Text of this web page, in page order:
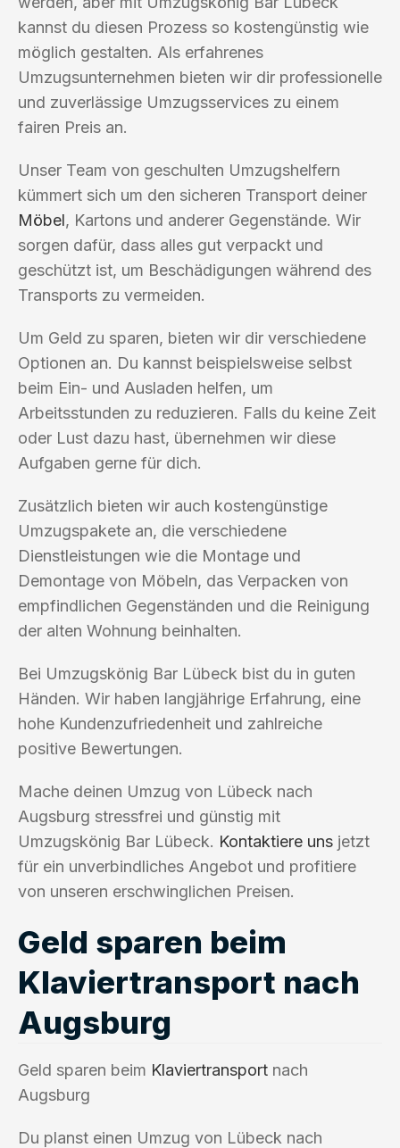
kannst du diesen Prozess so kostengünstig wie
möglich gestalten. Als erfahrenes
Umzugsunternehmen bieten wir dir professionelle
und zuverlässige Umzugsservices zu einem
fairen Preis an.
Unser Team von geschulten Umzugshelfern
kümmert sich um den sicheren Transport deiner
Möbel, Kartons und anderer Gegenstände. Wir
sorgen dafür, dass alles gut verpackt und
geschützt ist, um Beschädigungen während des
Transports zu vermeiden.
Um Geld zu sparen, bieten wir dir verschiedene
Optionen an. Du kannst beispielsweise selbst
beim Ein- und Ausladen helfen, um
Arbeitsstunden zu reduzieren. Falls du keine Zeit
oder Lust dazu hast, übernehmen wir diese
Aufgaben gerne für dich.
Zusätzlich bieten wir auch kostengünstige
Umzugspakete an, die verschiedene
Dienstleistungen wie die Montage und
Demontage von Möbeln, das Verpacken von
empfindlichen Gegenständen und die Reinigung
der alten Wohnung beinhalten.
Bei Umzugskönig Bar Lübeck bist du in guten
Händen. Wir haben langjährige Erfahrung, eine
hohe Kundenzufriedenheit und zahlreiche
positive Bewertungen.
Mache deinen Umzug von Lübeck nach
Augsburg stressfrei und günstig mit
Umzugskönig Bar Lübeck. Kontaktiere uns jetzt
für ein unverbindliches Angebot und profitiere
von unseren erschwinglichen Preisen.
Geld sparen beim
Klaviertransport nach
Augsburg
Geld sparen beim Klaviertransport nach
Augsburg
Du planst einen Umzug von Lübeck nach